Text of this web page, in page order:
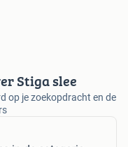
Stiga slee
op je zoekopdracht en de